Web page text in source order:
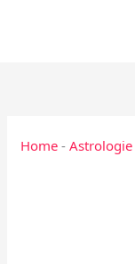
Home -Astrologie